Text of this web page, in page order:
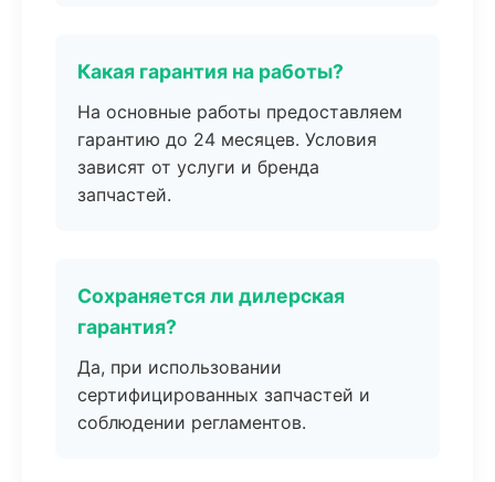
Какая гарантия на работы?
На основные работы предоставляем
гарантию до 24 месяцев. Условия
зависят от услуги и бренда
запчастей.
Сохраняется ли дилерская
гарантия?
Да, при использовании
сертифицированных запчастей и
соблюдении регламентов.